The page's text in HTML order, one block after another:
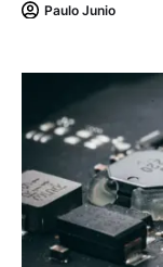
Paulo Junio